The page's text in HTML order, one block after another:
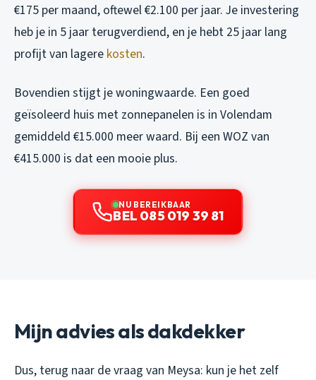
€175 per maand, oftewel €2.100 per jaar. Je investering
heb je in 5 jaar terugverdiend, en je hebt 25 jaar lang
profijt van lagere kosten.
Bovendien stijgt je woningwaarde. Een goed
geïsoleerd huis met zonnepanelen is in Volendam
gemiddeld €15.000 meer waard. Bij een WOZ van
€415.000 is dat een mooie plus.
NU BEREIKBAAR
BEL 085 019 39 81
Mijn advies als dakdekker
Dus, terug naar de vraag van Meysa: kun je het zelf